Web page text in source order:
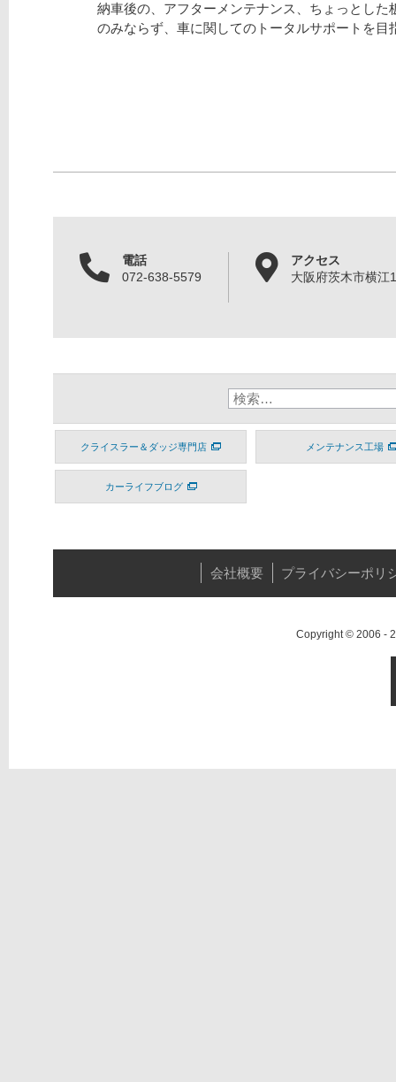
納車後の、アフターメンテナンス、ちょっとした
のみならず、車に関してのトータルサポートを目
電話
072-638-5579
アクセス
大阪府茨木市横江
クライスラー＆ダッジ専門店 メンテナンス工場
カーライフブログ
会社概要 プライバシーポリ
Copyright © 2006 -